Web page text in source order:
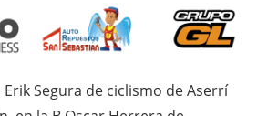
Erik Segura de ciclismo de Aserrí